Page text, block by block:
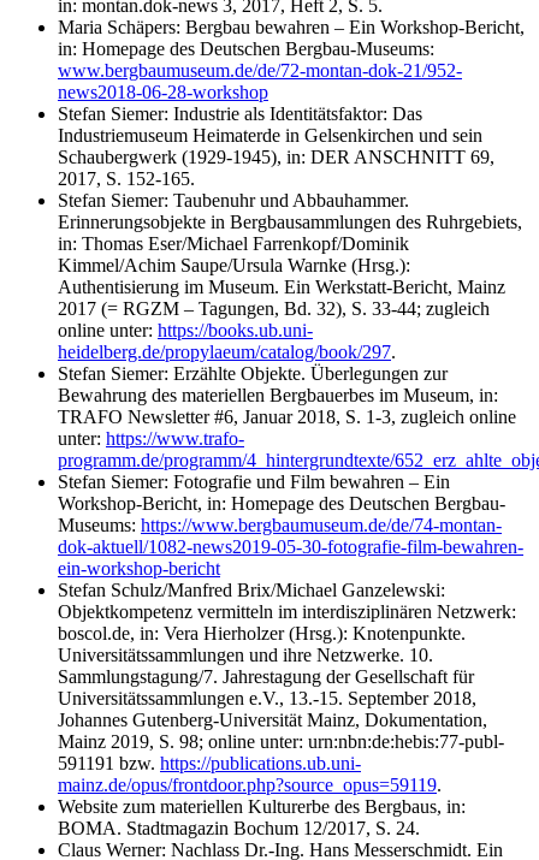
in: montan.dok-news 3, 2017, Heft 2, S. 5.
Maria Schäpers: Bergbau bewahren – Ein Workshop-Bericht,
in: Homepage des Deutschen Bergbau-Museums:
www.bergbaumuseum.de/de/72-montan-dok-21/952-
news2018-06-28-workshop
Stefan Siemer: Industrie als Identitätsfaktor: Das
Industriemuseum Heimaterde in Gelsenkirchen und sein
Schaubergwerk (1929-1945), in: DER ANSCHNITT 69,
2017, S. 152-165.
Stefan Siemer: Taubenuhr und Abbauhammer.
Erinnerungsobjekte in Bergbausammlungen des Ruhrgebiets,
in: Thomas Eser/Michael Farrenkopf/Dominik
Kimmel/Achim Saupe/Ursula Warnke (Hrsg.):
Authentisierung im Museum. Ein Werkstatt-Bericht, Mainz
2017 (= RGZM – Tagungen, Bd. 32), S. 33-44; zugleich
online unter: https://books.ub.uni-
heidelberg.de/propylaeum/catalog/book/297.
Stefan Siemer: Erzählte Objekte. Überlegungen zur
Bewahrung des materiellen Bergbauerbes im Museum, in:
TRAFO Newsletter #6, Januar 2018, S. 1-3, zugleich online
unter: https://www.trafo-
programm.de/programm/4_hintergrundtexte/
Stefan Siemer: Fotografie und Film bewahren – Ein
Workshop-Bericht, in: Homepage des Deutschen Bergbau-
Museums: https://www.bergbaumuseum.de/de/74-montan-
dok-aktuell/1082-news2019-05-30-fotografie-film-bewahren-
ein-workshop-bericht
Stefan Schulz/Manfred Brix/Michael Ganzelewski:
Objektkompetenz vermitteln im interdisziplinären Netzwerk:
boscol.de, in: Vera Hierholzer (Hrsg.): Knotenpunkte.
Universitätssammlungen und ihre Netzwerke. 10.
Sammlungstagung/7. Jahrestagung der Gesellschaft für
Universitätssammlungen e.V., 13.-15. September 2018,
Johannes Gutenberg-Universität Mainz, Dokumentation,
Mainz 2019, S. 98; online unter: urn:nbn:de:hebis:77-publ-
591191 bzw. https://publications.ub.uni-
mainz.de/opus/frontdoor.php?source_opus=59119.
Website zum materiellen Kulturerbe des Bergbaus, in:
BOMA. Stadtmagazin Bochum 12/2017, S. 24.
Claus Werner: Nachlass Dr.-Ing. Hans Messerschmidt. Ein